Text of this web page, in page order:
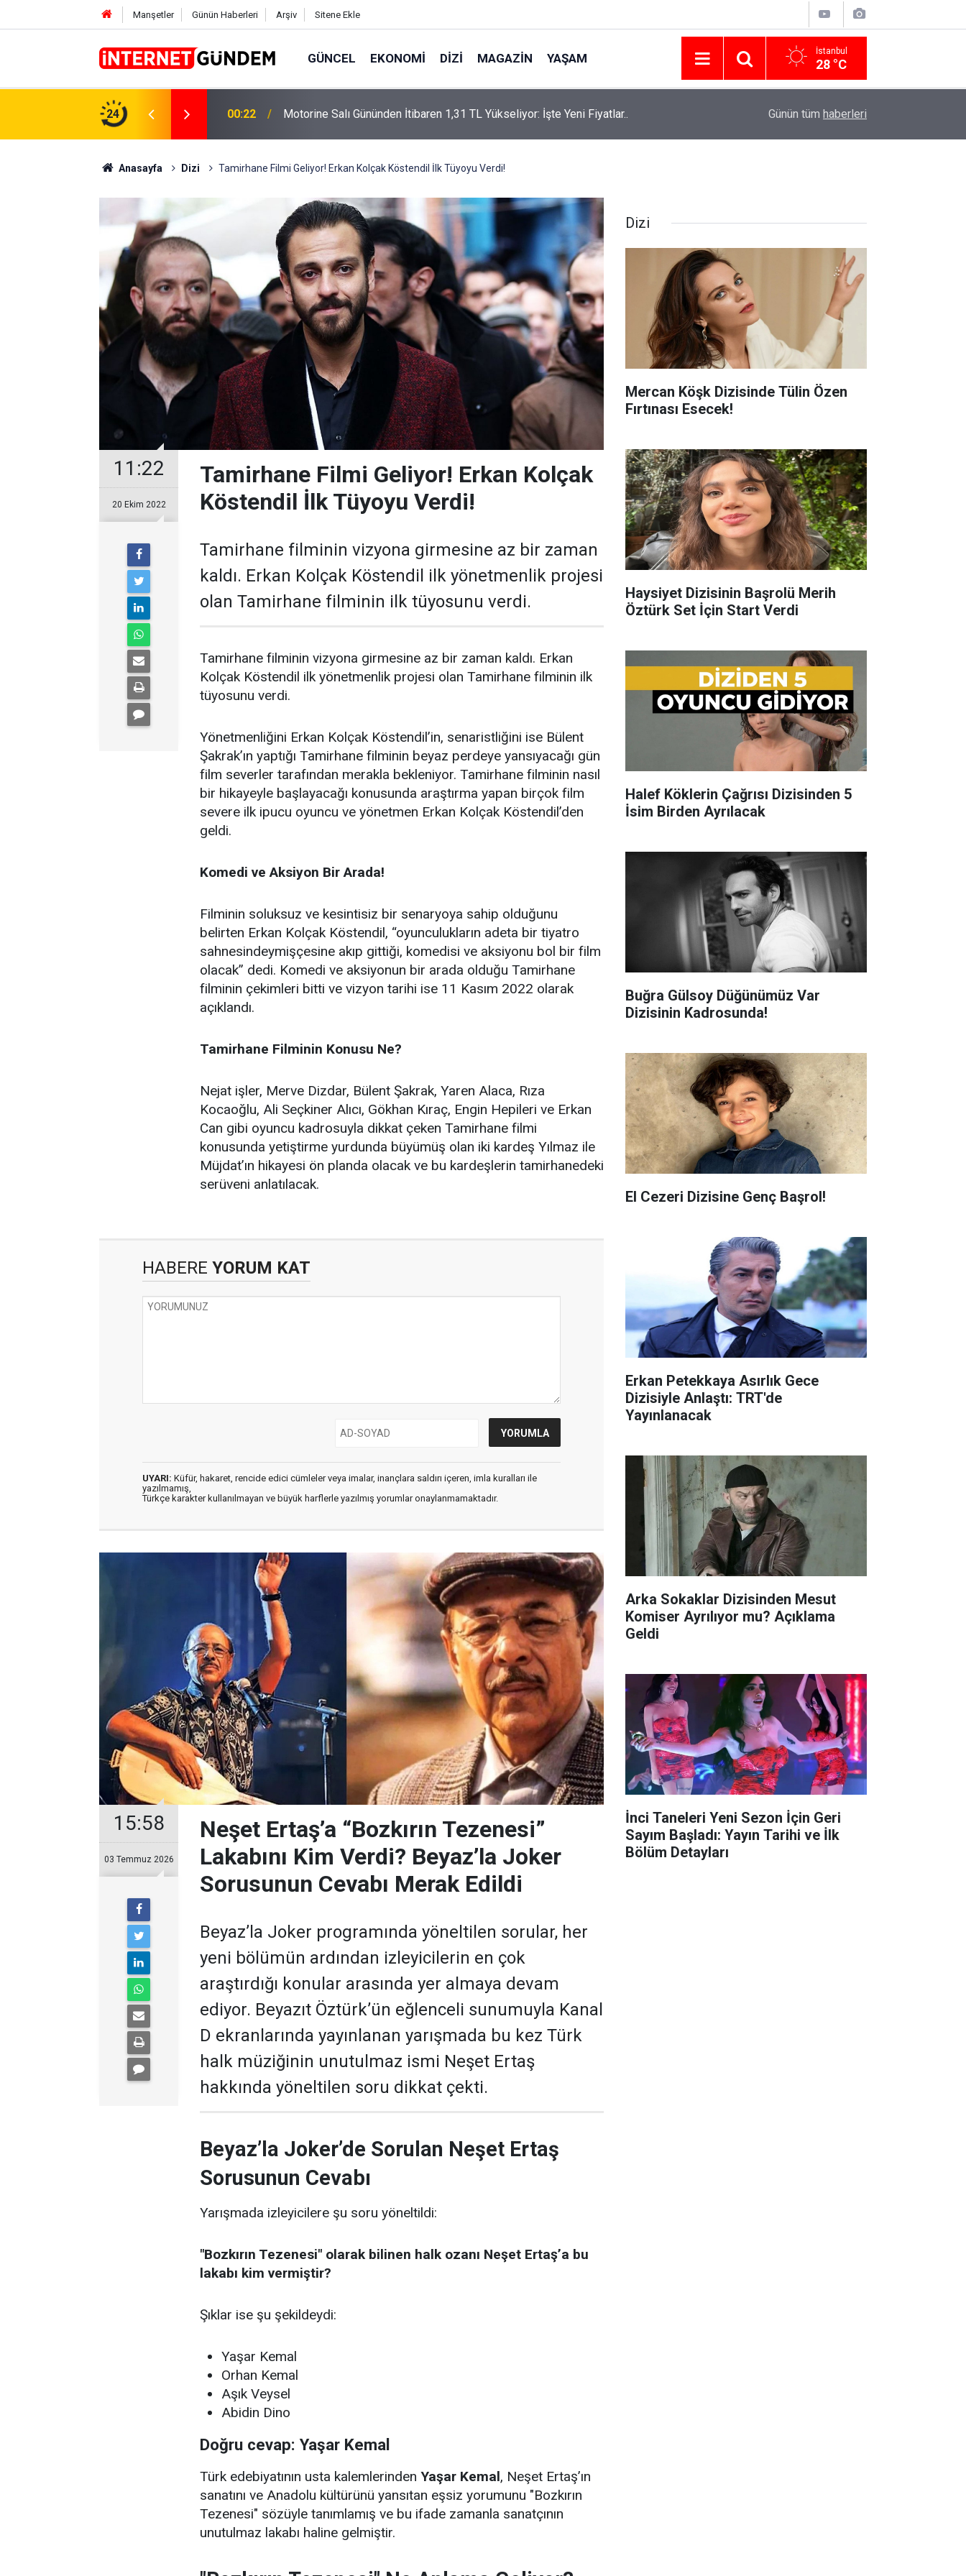
Manşetler Günün Haberleri Arşiv Sitene Ekle
GÜNCEL EKONOMI DIZI MAGAZIN YAŞAM İstanbul
28 °C
24
TL Yükseliyor: İşte Yeni Fiyatlar.. 15:58
Neşet Ertaş’a “Bozkırın Tezenesi” Lakabını Kim Verdi? Beyaz’la Joker
Sorusunun Cevabı Merak Edildi
Günün tüm haberleri
Anasayfa Dizi Tamirhane Filmi Geliyor! Erkan Kolçak Köstendil İlk Tüyoyu Verdi!
11:22
20 Ekim 2022
Tamirhane Filmi Geliyor! Erkan Kolçak
Köstendil İlk Tüyoyu Verdi!
Tamirhane filminin vizyona girmesine az bir zaman
kaldı. Erkan Kolçak Köstendil ilk yönetmenlik projesi
olan Tamirhane filminin ilk tüyosunu verdi.
Tamirhane filminin vizyona girmesine az bir zaman kaldı. Erkan
Kolçak Köstendil ilk yönetmenlik projesi olan Tamirhane filminin ilk
tüyosunu verdi.
Yönetmenliğini Erkan Kolçak Köstendil’in, senaristliğini ise Bülent
Şakrak’ın yaptığı Tamirhane filminin beyaz perdeye yansıyacağı gün
film severler tarafından merakla bekleniyor. Tamirhane filminin nasıl
bir hikayeyle başlayacağı konusunda araştırma yapan birçok film
severe ilk ipucu oyuncu ve yönetmen Erkan Kolçak Köstendil’den
geldi.
Komedi ve Aksiyon Bir Arada!
Filminin soluksuz ve kesintisiz bir senaryoya sahip olduğunu
belirten Erkan Kolçak Köstendil, “oyunculukların adeta bir tiyatro
sahnesindeymişçesine akıp gittiği, komedisi ve aksiyonu bol bir film
olacak” dedi. Komedi ve aksiyonun bir arada olduğu Tamirhane
filminin çekimleri bitti ve vizyon tarihi ise 11 Kasım 2022 olarak
açıklandı.
Tamirhane Filminin Konusu Ne?
Nejat işler, Merve Dizdar, Bülent Şakrak, Yaren Alaca, Rıza
Kocaoğlu, Ali Seçkiner Alıcı, Gökhan Kıraç, Engin Hepileri ve Erkan
Can gibi oyuncu kadrosuyla dikkat çeken Tamirhane filmi
konusunda yetiştirme yurdunda büyümüş olan iki kardeş Yılmaz ile
Müjdat’ın hikayesi ön planda olacak ve bu kardeşlerin tamirhanedeki
serüveni anlatılacak.
HABERE YORUM KAT
UYARI: Küfür, hakaret, rencide edici cümleler veya imalar, inançlara saldırı içeren, imla kuralları ile
yazılmamış,
Türkçe karakter kullanılmayan ve büyük harflerle yazılmış yorumlar onaylanmamaktadır.
15:58
03 Temmuz 2026
Neşet Ertaş’a “Bozkırın Tezenesi”
Lakabını Kim Verdi? Beyaz’la Joker
Sorusunun Cevabı Merak Edildi
Beyaz’la Joker programında yöneltilen sorular, her
yeni bölümün ardından izleyicilerin en çok
araştırdığı konular arasında yer almaya devam
ediyor. Beyazıt Öztürk’ün eğlenceli sunumuyla Kanal
D ekranlarında yayınlanan yarışmada bu kez Türk
halk müziğinin unutulmaz ismi Neşet Ertaş
hakkında yöneltilen soru dikkat çekti.
Beyaz’la Joker’de Sorulan Neşet Ertaş
Sorusunun Cevabı
Yarışmada izleyicilere şu soru yöneltildi:
"Bozkırın Tezenesi" olarak bilinen halk ozanı Neşet Ertaş’a bu
lakabı kim vermiştir?
Şıklar ise şu şekildeydi:
Yaşar Kemal
Orhan Kemal
Aşık Veysel
Abidin Dino
Doğru cevap: Yaşar Kemal
Türk edebiyatının usta kalemlerinden Yaşar Kemal, Neşet Ertaş’ın
sanatını ve Anadolu kültürünü yansıtan eşsiz yorumunu "Bozkırın
Tezenesi" sözüyle tanımlamış ve bu ifade zamanla sanatçının
unutulmaz lakabı haline gelmiştir.
Dizi
Mercan Köşk Dizisinde Tülin Özen
Fırtınası Esecek!
Haysiyet Dizisinin Başrolü Merih
Öztürk Set İçin Start Verdi
Halef Köklerin Çağrısı Dizisinden 5
İsim Birden Ayrılacak
Buğra Gülsoy Düğünümüz Var
Dizisinin Kadrosunda!
El Cezeri Dizisine Genç Başrol!
Erkan Petekkaya Asırlık Gece
Dizisiyle Anlaştı: TRT'de
Yayınlanacak
Arka Sokaklar Dizisinden Mesut
Komiser Ayrılıyor mu? Açıklama
Geldi
İnci Taneleri Yeni Sezon İçin Geri
Sayım Başladı: Yayın Tarihi ve İlk
Bölüm Detayları